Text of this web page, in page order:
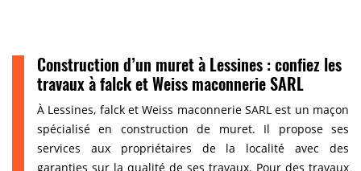
Construction d’un muret à Lessines : confiez les
travaux à falck et Weiss maconnerie SARL
À Lessines, falck et Weiss maconnerie SARL est un maçon
spécialisé en construction de muret. Il propose ses
services aux propriétaires de la localité avec des
garanties sur la qualité de ses travaux. Pour des travaux